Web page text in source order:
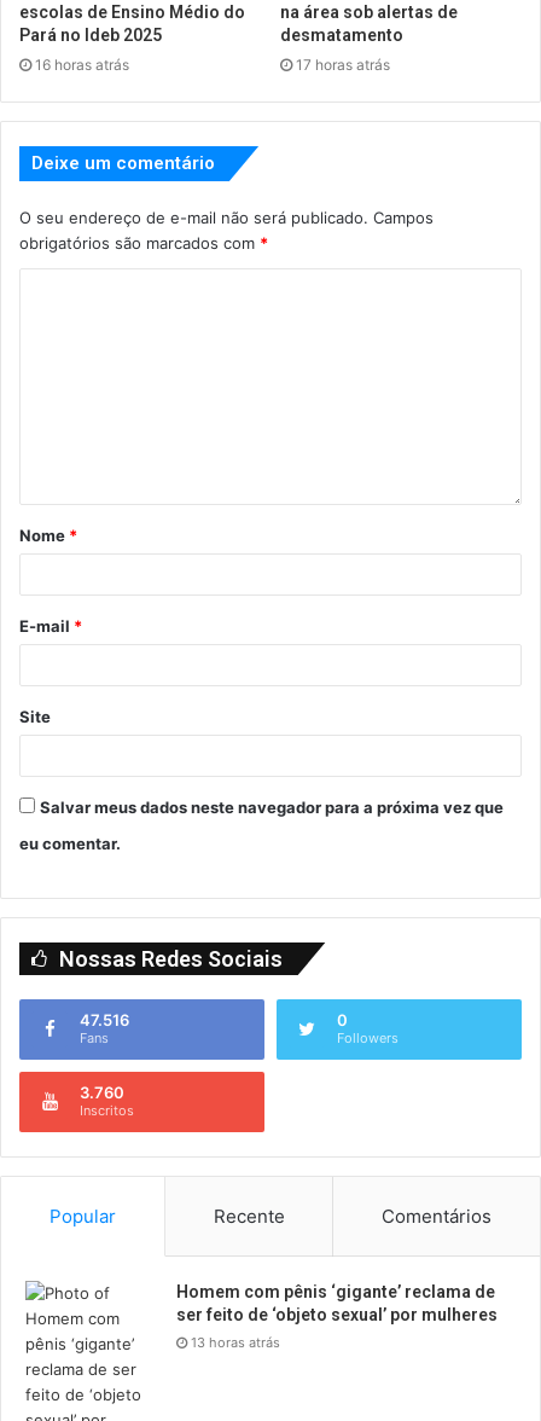
escolas de Ensino Médio do
Pará no Ideb 2025
16 horas atrás
na área sob alertas de
desmatamento
17 horas atrás
Deixe um comentário
O seu endereço de e-mail não será publicado. Campos
obrigatórios são marcados com *
Nome *
E-mail *
Site
Salvar meus dados neste navegador para a próxima vez que
eu comentar.
Nossas Redes Sociais
47.516
Fans
0
Followers
3.760
Inscritos
Popular Recente Comentários
Homem com pênis ‘gigante’ reclama de
ser feito de ‘objeto sexual’ por mulheres
13 horas atrás